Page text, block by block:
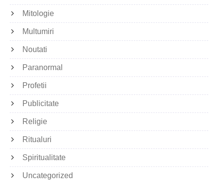
Mitologie
Multumiri
Noutati
Paranormal
Profetii
Publicitate
Religie
Ritualuri
Spiritualitate
Uncategorized